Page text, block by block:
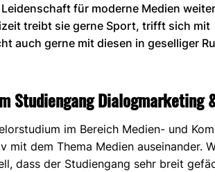
für moderne Medien
treibt sie gerne Sport, trifft sich mit
auch gerne mit diesen in geselliger
Studiengang Dialogmarketing
im Bereich Medien- und
mit dem Thema Medien auseinander.
dass der Studiengang sehr breit